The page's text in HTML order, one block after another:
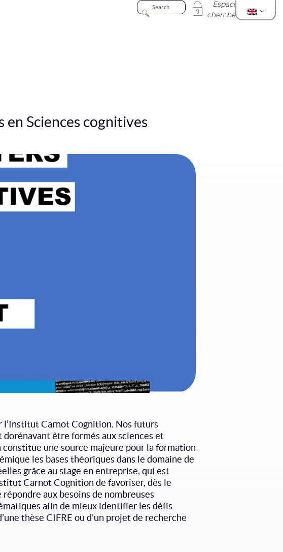
Espace
chercheur
Sciences cognitives
l’Institut Carnot Cognition. Nos futurs
être formés aux sciences et
une source majeure pour la formation
les bases théoriques dans le domaine de
grâce au stage en entreprise, qui est
Carnot Cognition de favoriser, dès le
aux besoins de nombreuses
afin de mieux identifier les défis
thèse CIFRE ou d’un projet de recherche